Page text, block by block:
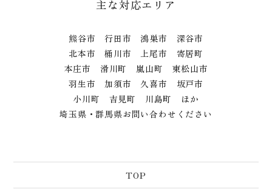
主な対応エリア
熊谷市 行田市 鴻巣市 深谷市
北本市 桶川市 上尾市 寄居町
本庄市 滑川町 嵐山町 東松山市
羽生市 加須市 久喜市 坂戸市
小川町 吉見町 川島町 ほか
埼玉県・群馬県お問い合わせください
TOP